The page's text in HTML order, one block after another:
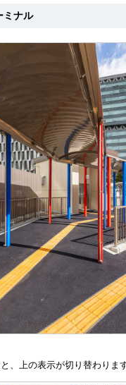
ミナル
、上の表示が切り替わりま